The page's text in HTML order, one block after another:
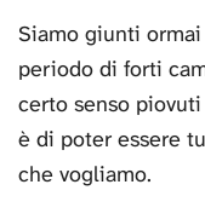
Siamo giunti
periodo di forti
certo senso
è di poter essere
che vogliamo.